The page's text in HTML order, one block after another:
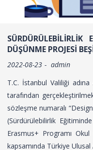
DÜŞÜNME PROJESİ
2022-08-23
admin
T.C. İstanbul Valiliği
tarafından
sözleşme numaralı
(Sürdürülebilirlik
Erasmus+ Programı
kapsamında Türkiye Ulusal